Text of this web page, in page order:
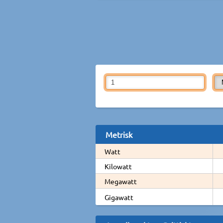
Metrisk
Watt
Kilowatt
Megawatt
Gigawatt